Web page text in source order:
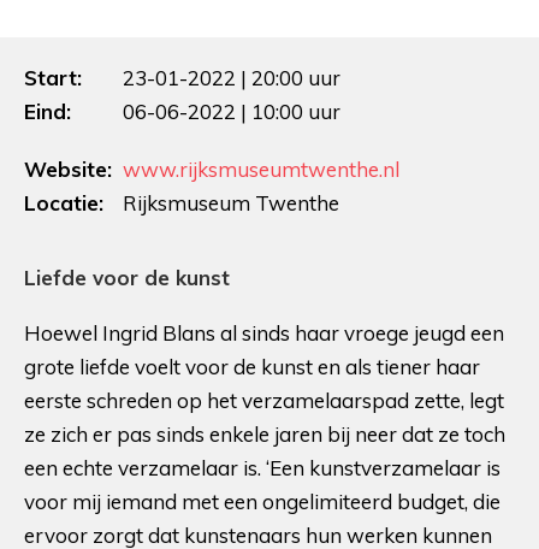
Start:
23-01-2022 | 20:00 uur
Eind:
06-06-2022 | 10:00 uur
Website: www.rijksmuseumtwenthe.nl
Locatie:
Rijksmuseum Twenthe
Liefde voor de kunst
Hoewel Ingrid Blans al sinds haar vroege jeugd een
grote liefde voelt voor de kunst en als tiener haar
eerste schreden op het verzamelaarspad zette, legt
ze zich er pas sinds enkele jaren bij neer dat ze toch
een echte verzamelaar is. ‘Een kunstverzamelaar is
voor mij iemand met een ongelimiteerd budget, die
ervoor zorgt dat kunstenaars hun werken kunnen